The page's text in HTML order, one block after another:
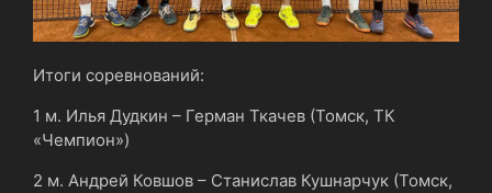
Итоги соревнований:
1 м. Илья Дудкин – Герман Ткачев (Томск, ТК
«Чемпион»)
2 м. Андрей Ковшов – Станислав Кушнарчук (Томск,